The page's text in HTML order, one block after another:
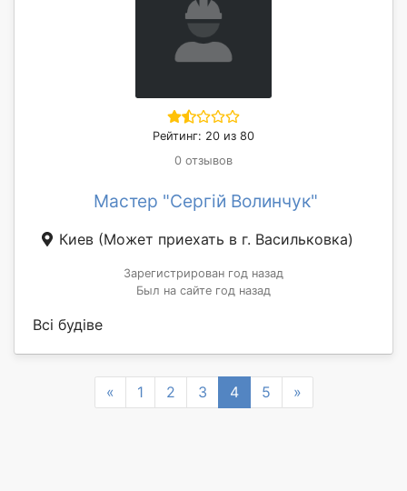
Рейтинг: 20 из 80
0 отзывов
Мастер "Сергій Волинчук"
Киев (Может приехать в г. Васильковка)
Зарегистрирован год назад
Был на сайте год назад
Всі будіве
«Previous
1 2 3 4 5 »Next